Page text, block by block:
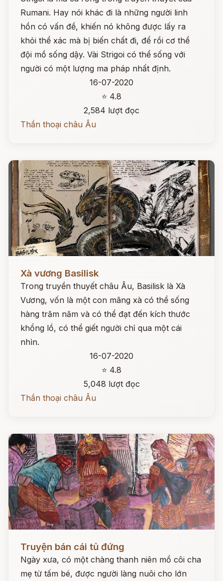
Rumani. Hay nói khác đi là những người linh
hồn có vấn đề, khiến nó không được lấy ra
khỏi thể xác mà bị biến chất đi, để rồi cơ thể
đội mồ sống dậy. Vài Strigoi có thể sống với
người có một lượng ma pháp nhất định.
16-07-2020
⭐ 4.8
2,584 lượt đọc
Thần thoại châu Âu
Xà vương Basilisk
Trong truyền thuyết châu Âu, Basilisk là Xà
Vương, vốn là một con mãng xà có thể sống
hàng trăm năm và có thể đạt đến kích thước
khổng lồ, có thể giết người chỉ qua một cái
nhìn.
16-07-2020
⭐ 4.8
5,048 lượt đọc
Thần thoại châu Âu
Truyện bán cái tủ đứng
Ngày xưa, có một chàng thanh niên mồ côi cha
mẹ từ tấm bé, được người làng nuôi cho lớn